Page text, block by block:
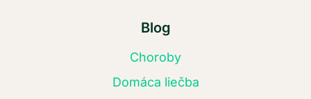
Blog
Choroby
Domáca liečba